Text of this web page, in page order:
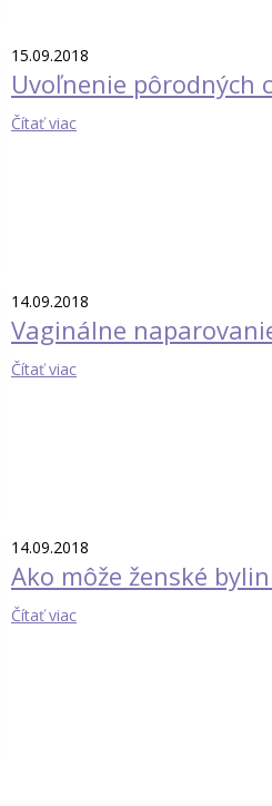
15.09.2018
Uvoľnenie pôrodných
Čítať viac
14.09.2018
Vaginálne
Čítať viac
14.09.2018
Ako môže ženské
Čítať viac